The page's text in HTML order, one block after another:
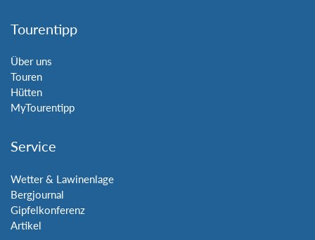
Tourentipp
Über uns
Touren
Hütten
MyTourentipp
Service
Wetter & Lawinenlage
Bergjournal
Gipfelkonferenz
Artikel